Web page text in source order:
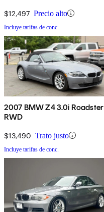
$12,497 Precio alto
Incluye tarifas de conc.
2007 BMW Z4 3.0i Roadster
RWD
$13,490 Trato justo
Incluye tarifas de conc.